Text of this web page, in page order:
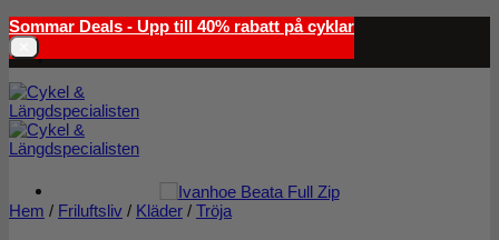
Sommar Deals - Upp till 40% rabatt på cyklar
Skip
to
content
Hem / Friluftsliv / Kläder / Tröja